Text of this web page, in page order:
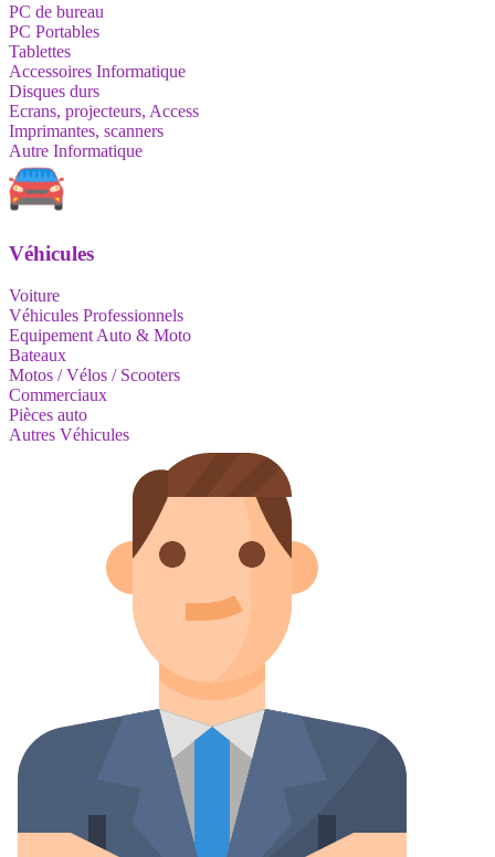
PC de bureau
PC Portables
Tablettes
Accessoires Informatique
Disques durs
Ecrans, projecteurs, Access
Imprimantes, scanners
Autre Informatique
Véhicules
Voiture
Véhicules Professionnels
Equipement Auto & Moto
Bateaux
Motos / Vélos / Scooters
Commerciaux
Pièces auto
Autres Véhicules